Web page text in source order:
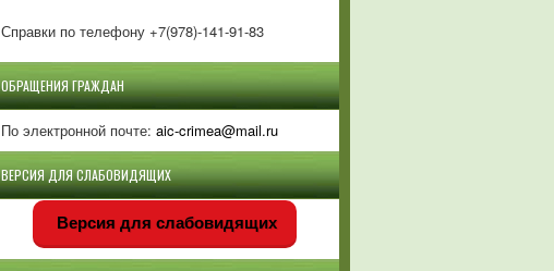
Справки по телефону +7(978)-141-91-83
ОБРАЩЕНИЯ ГРАЖДАН
По электронной почте: aic-crimea@mail.ru
ВЕРСИЯ ДЛЯ СЛАБОВИДЯЩИХ
Версия для слабовидящих